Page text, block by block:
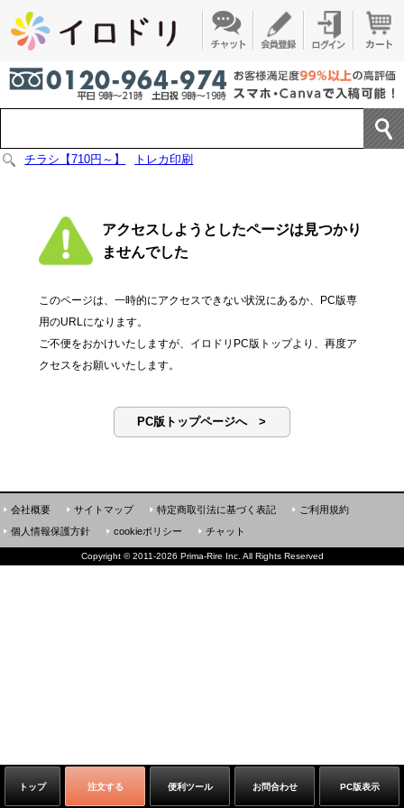
チラシ【710円～】 トレカ印刷
アクセスしようとしたページは見つかり
ませんでした
このページは、一時的にアクセスできない状況にあるか、PC版専
用のURLになります。
ご不便をおかけいたしますが、イロドリPC版トップより、再度ア
クセスをお願いいたします。
PC版トップページへ >
トップ 注文する 便利ツール お問合わせ PC版表示
会社概要 サイトマップ 特定商取引法に基づく表記
ご利用規約
個人情報保護方針
cookieポリシー チャット
Copyright ©2011-2026 Prima-Rire Inc. All Rights Reserved